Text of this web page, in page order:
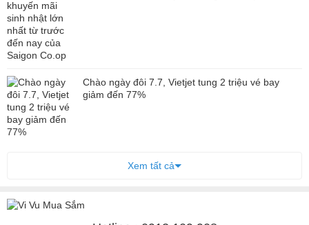
Chào ngày đôi 7.7, Vietjet tung 2 triệu vé bay
giảm đến 77%
Xem tất cả